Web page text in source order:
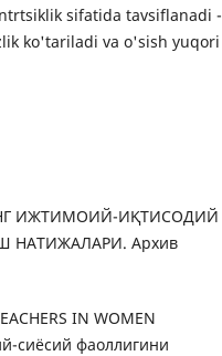
sifatida tavsiflanadi -
ko'tariladi va o'sish yuqori
ИЖТИМОИЙ-ИҚТИСОДИЙ
Архив
IN WOMEN
сиёсий фаоллигини